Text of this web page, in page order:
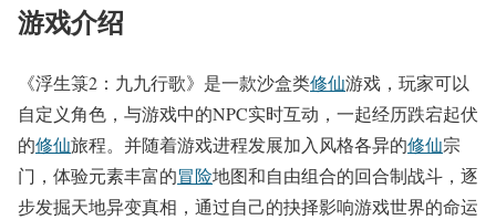
游戏介绍
《浮生箓2：九九行歌》是一款沙盒类修仙游戏，玩家可以
自定义角色，与游戏中的NPC实时互动，一起经历跌宕起伏
的修仙旅程。并随着游戏进程发展加入风格各异的修仙宗
门，体验元素丰富的冒险地图和自由组合的回合制战斗，逐
步发掘天地异变真相，通过自己的抉择影响游戏世界的命运